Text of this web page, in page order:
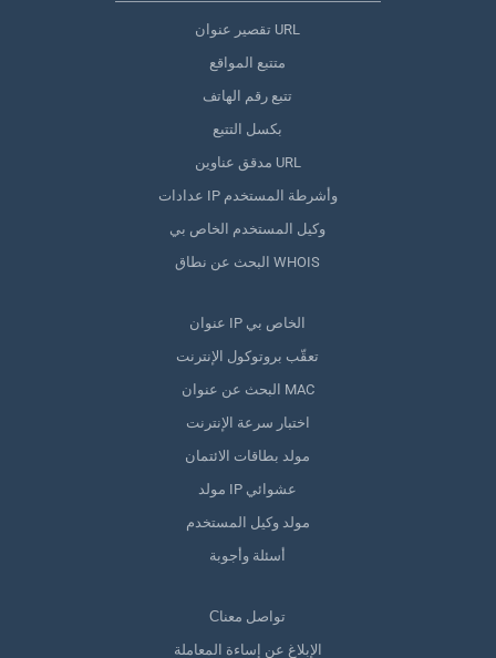
تقصير عنوان URL
متتبع المواقع
تتبع رقم الهاتف
بكسل التتبع
مدقق عناوين URL
عدادات IP وأشرطة المستخدم
وكيل المستخدم الخاص بي
البحث عن نطاق WHOIS
عنوان IP الخاص بي
تعقّب بروتوكول الإنترنت
البحث عن عنوان MAC
اختبار سرعة الإنترنت
مولد بطاقات الائتمان
مولد IP عشوائي
مولد وكيل المستخدم
أسئلة وأجوبة
Сتواصل معنا
الإبلاغ عن إساءة المعاملة